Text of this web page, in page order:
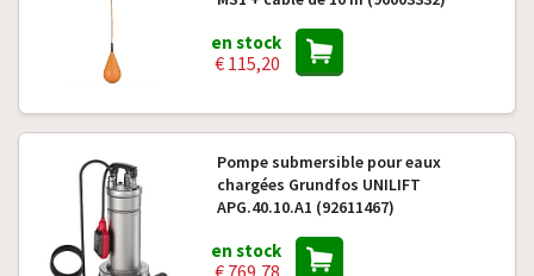
en stock
€ 115,20
Pompe submersible pour eaux
chargées Grundfos UNILIFT
APG.40.10.A1 (92611467)
en stock
€ 769,78